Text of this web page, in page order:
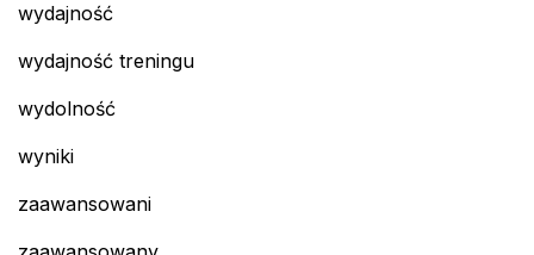
wydajność
wydajność treningu
wydolność
wyniki
zaawansowani